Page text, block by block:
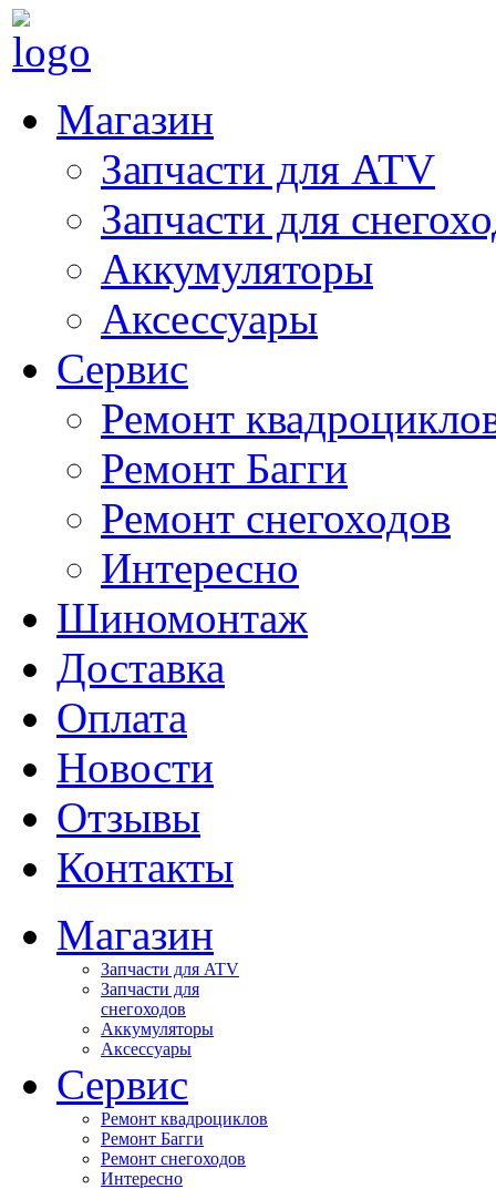
Магазин
Запчасти для ATV
Запчасти для
Аккумуляторы
Аксессуары
Сервис
Ремонт
Ремонт Багги
Ремонт снегоходов
Интересно
Шиномонтаж
Доставка
Оплата
Новости
Отзывы
Контакты
Магазин
Запчасти для ATV
Запчасти для
снегоходов
Аккумуляторы
Аксессуары
Сервис
Ремонт квадроциклов
Ремонт Багги
Ремонт снегоходов
Интересно